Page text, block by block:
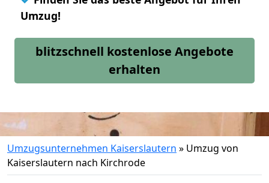
Umzug!
blitzschnell kostenlose Angebote
erhalten
Umzugsunternehmen Kaiserslautern » Umzug von
Kaiserslautern nach Kirchrode